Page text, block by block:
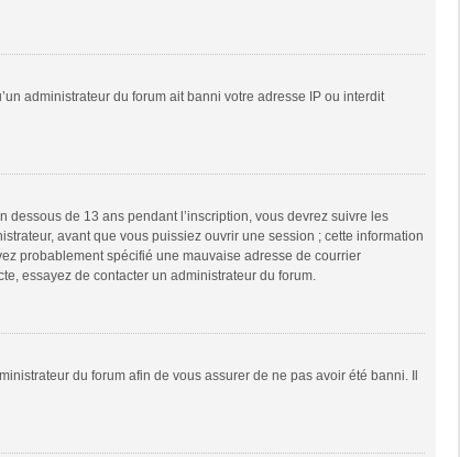
administrateur du forum ait banni votre adresse IP ou interdit
dessous de 13 ans pendant l’inscription, vous devrez suivre les
avant que vous puissiez ouvrir une session ; cette information
probablement spécifié une mauvaise adresse de courrier
essayez de contacter un administrateur du forum.
du forum afin de vous assurer de ne pas avoir été banni. Il